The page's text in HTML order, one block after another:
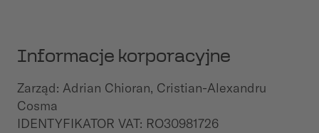
Informacje korporacyjne
Zarząd: Adrian Chioran, Cristian-Alexandru
Cosma
IDENTYFIKATOR VAT: RO30981726